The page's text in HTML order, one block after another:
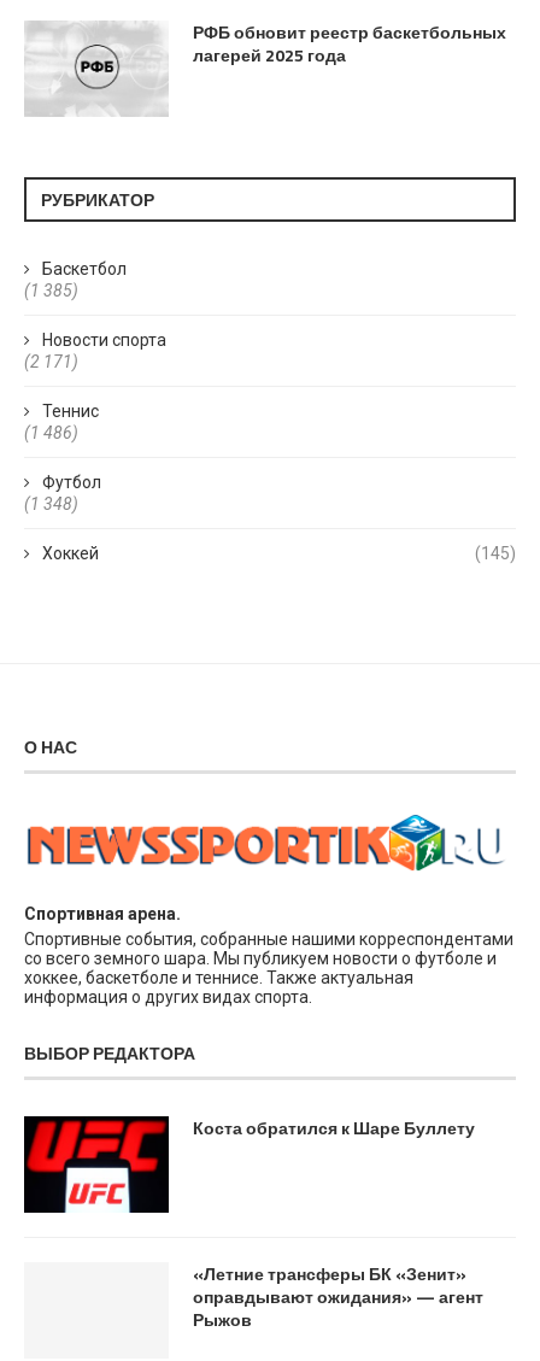
РФБ обновит реестр баскетбольных
лагерей 2025 года
РУБРИКАТОР
Баскетбол
(1 385)
Новости спорта
(2 171)
Теннис
(1 486)
Футбол
(1 348)
Хоккей (145)
О НАС
Спортивная арена.
Спортивные события, собранные нашими корреспондентами
со всего земного шара. Мы публикуем новости о футболе и
хоккее, баскетболе и теннисе. Также актуальная
информация о других видах спорта.
ВЫБОР РЕДАКТОРА
Коста обратился к Шаре Буллету
«Летние трансферы БК «Зенит»
оправдывают ожидания» — агент
Рыжов